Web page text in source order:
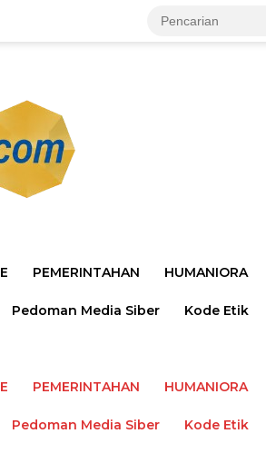
PEMERINTAHAN HUMANIORA
Pedoman Media Siber Kode Etik
PEMERINTAHAN HUMANIORA
Pedoman Media Siber Kode Etik